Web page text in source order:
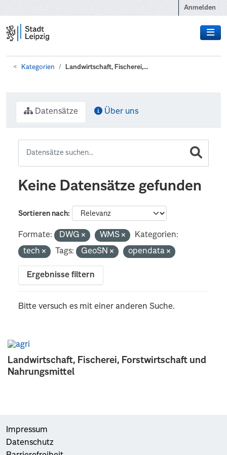
Anmelden
Kategorien Landwirtschaft, Fischerei,...
Landwirtschaft, Fischerei, Forstwirtschaft und
Nahrungsmittel
Datensätze Über uns
Keine Datensätze gefunden
Sortieren nach
Formate: DWG WMS
Kategorien:
tech
Tags: GeoSN opendata
Ergebnisse filtern
Bitte versuch es mit einer anderen Suche.
Impressum
Datenschutz